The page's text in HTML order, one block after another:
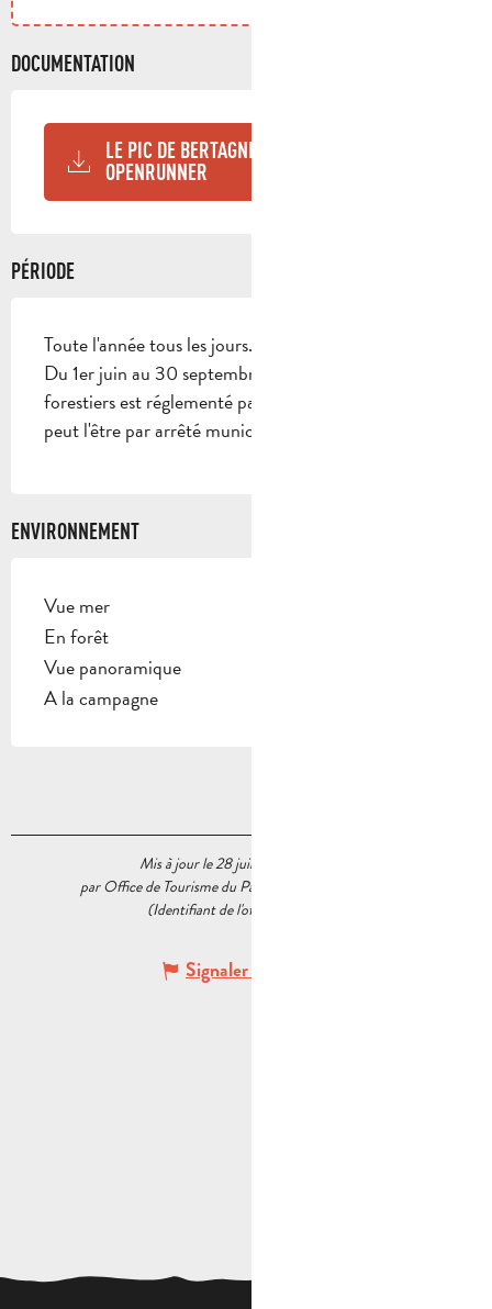
DOCUMENTATION
LE PIC DE BERTAGNE DEPUIS AURIOL -
OPENRUNNER
PÉRIODE
Toute l'année tous les jours.
Du 1er juin au 30 septembre, l'accès aux massifs
forestiers est réglementé par arrêté préfectoral et
peut l'être par arrêté municipal.
ENVIRONNEMENT
Vue mer
En forêt
Vue panoramique
A la campagne
Mis à jour le 28 juillet 2026 à 15:38
par Office de Tourisme du Pays d’Aubagne et de l’Étoile
(Identifiant de l'offre :
Signaler une erreur